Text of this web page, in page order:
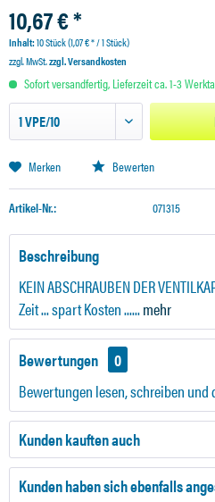
10,67 € *
Inhalt:10 Stück (1,07 € * / 1 Stück)
zzgl. MwSt.zzgl. Versandkosten
Sofort versandfertig, Lieferzeit ca. 1-3
Merken Bewerten
Artikel-Nr.: 071315
Beschreibung
KEIN ABSCHRAUBEN DER
Zeit ... spart Kosten ......mehr
Bewertungen
0
Bewertungen lesen, schreiben und
Kunden kauften auch
Kunden haben sich ebenfalls